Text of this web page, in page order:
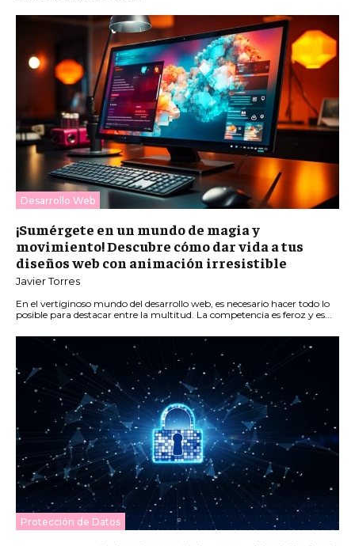
Desarrollo Web
¡Sumérgete en un mundo de magia y
movimiento! Descubre cómo dar vida a tus
diseños web con animación irresistible
Javier Torres
En el vertiginoso mundo del desarrollo web, es necesario hacer todo lo
posible para destacar entre la multitud. La competencia es feroz y es...
Protección de Datos